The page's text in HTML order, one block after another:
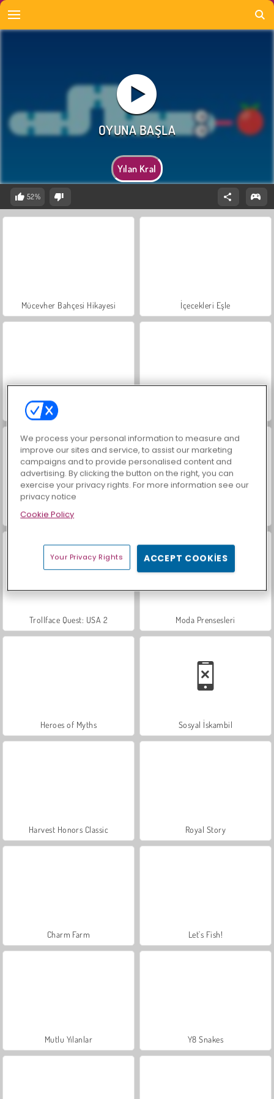
Yılan Kral
52%
Mücevher Bahçesi Hikayesi İçecekleri Eşle
Masha and the Bear: Meadows
Scala 40
Trollface Quest: USA 2 Moda Prensesleri
Heroes of Myths Sosyal İskambil
Harvest Honors Classic Royal Story
Charm Farm Let's Fish!
Mutlu Yılanlar Y8 Snakes
We process your personal information to measure and
improve our sites and service, to assist our marketing
campaigns and to provide personalised content and
advertising. By clicking the button on the right, you can
exercise your privacy rights. For more information see our
privacy notice
Cookie Policy
Your Privacy Rights ACCEPT COOKIES